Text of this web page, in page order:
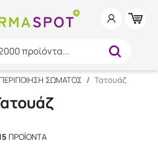
προϊόντα...
ΠΕΡΙΠΟΙΗΣΗ ΣΩΜΑΤΟΣ / Τατουάζ
ΠΡΟΪΌΝΤΑ